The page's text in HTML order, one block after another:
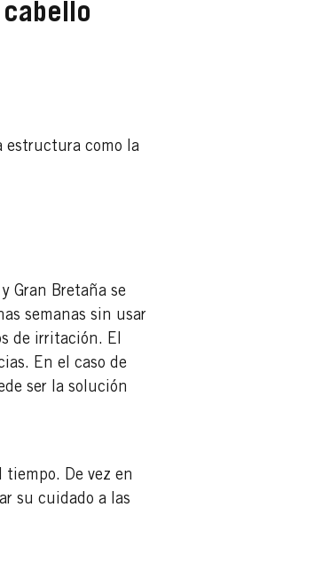
estructura como la
Gran Bretaña se
semanas sin usar
de irritación. El
En el caso de
ser la solución
De vez en
su cuidado a las